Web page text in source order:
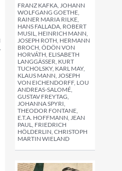
FRANZ KAFKA, JOHANN
WOLFGANG GOETHE,
RAINER MARIA RILKE,
HANS FALLADA, ROBERT
MUSIL, HEINRICH MANN,
JOSEPH ROTH, HERMANN
BROCH, ÖDÖN VON
HORVÁTH, ELISABETH
LANGGÄSSER, KURT
TUCHOLSKY, KARL MAY,
KLAUS MANN, JOSEPH
VON EICHENDORFF, LOU
ANDREAS-SALOMÉ,
GUSTAV FREYTAG,
JOHANNA SPYRI,
THEODOR FONTANE,
E.T.A. HOFFMANN, JEAN
PAUL, FRIEDRICH
HÖLDERLIN, CHRISTOPH
MARTIN WIELAND